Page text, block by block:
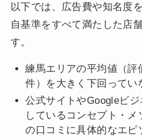
以下では、広告費や知名度
自基準をすべて満たした店
す。
練馬エリアの平均値（評
件）を大きく下回ってい
公式サイトやGoogleビ
しているコンセプト・
の口コミに具体的なエピ